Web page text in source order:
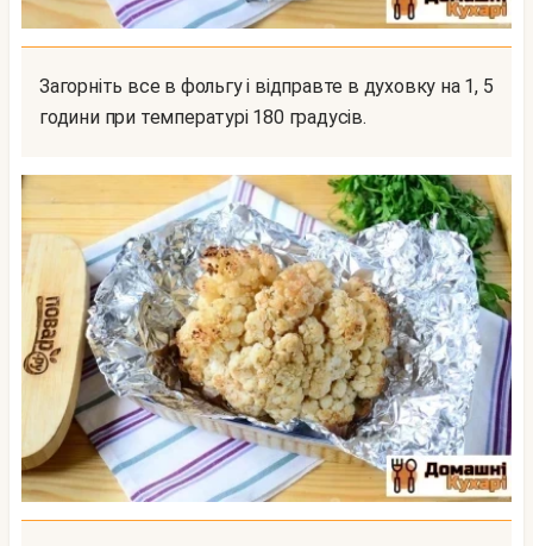
Загорніть все в фольгу і відправте в духовку на 1, 5
години при температурі 180 градусів.